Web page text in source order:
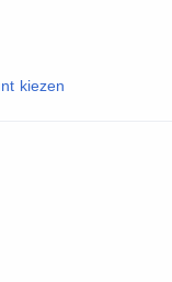
kiezen